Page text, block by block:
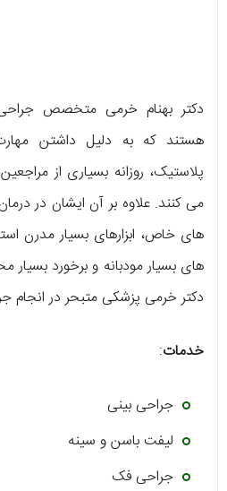
دکتر بهنام خرمی متخصص
هستند که به دلیل داشتن
پلاستیک، روزانه بسیاری از
می کنند. علاوه بر آن ایشان در
های خاص، ابزارهای بسیار مدرن
های بسیار مودبانه و برخورد بسیار
دکتر خرمی پزشکی متبحر در انجام
خدمات:
جراحی بینی
لیفت باسن و سینه
جراحی فک